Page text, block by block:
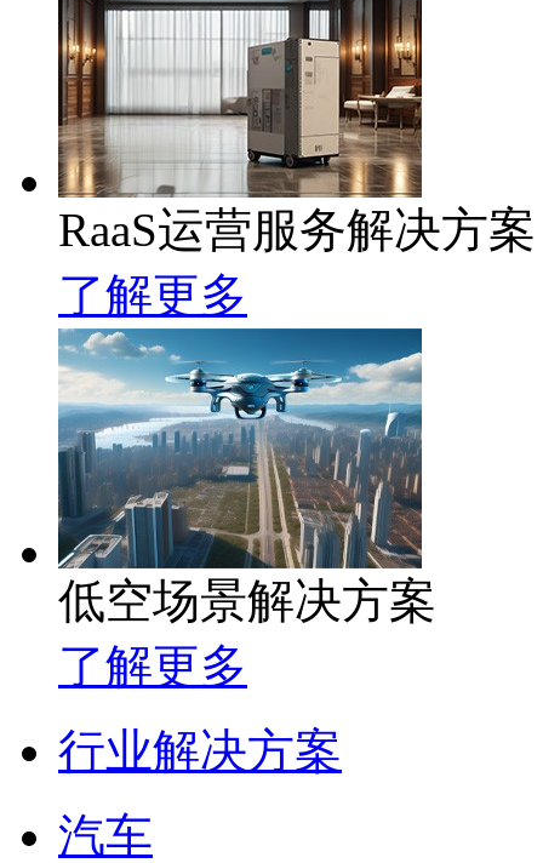
RaaS运营服务解决方案
了解更多
低空场景解决方案
了解更多
行业解决方案
汽车